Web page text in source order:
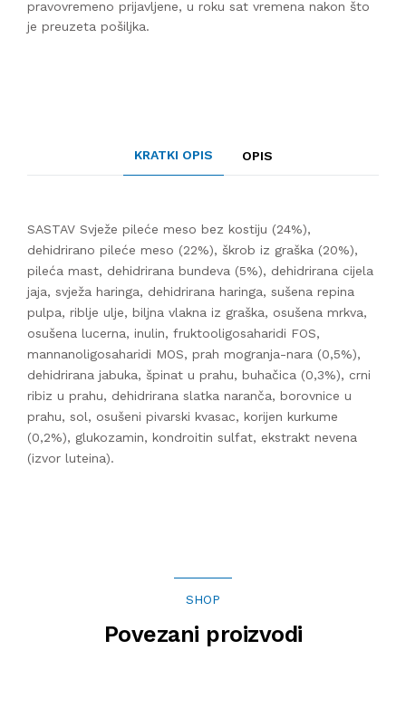
pravovremeno prijavljene, u roku sat vremena nakon što
je preuzeta pošiljka.
KRATKI OPIS OPIS
SASTAV Svježe pileće meso bez kostiju (24%),
dehidrirano pileće meso (22%), škrob iz graška (20%),
pileća mast, dehidrirana bundeva (5%), dehidrirana cijela
jaja, svježa haringa, dehidrirana haringa, sušena repina
pulpa, riblje ulje, biljna vlakna iz graška, osušena mrkva,
osušena lucerna, inulin, fruktooligosaharidi FOS,
mannanoligosaharidi MOS, prah mogranja-nara (0,5%),
dehidrirana jabuka, špinat u prahu, buhačica (0,3%), crni
ribiz u prahu, dehidrirana slatka naranča, borovnice u
prahu, sol, osušeni pivarski kvasac, korijen kurkume
(0,2%), glukozamin, kondroitin sulfat, ekstrakt nevena
(izvor luteina).
SHOP
Povezani proizvodi